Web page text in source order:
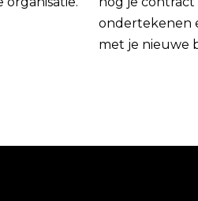
ondertekenen
met je nieuwe